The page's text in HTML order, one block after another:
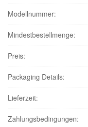
Modellnummer:
Mindestbestellmenge:
Preis:
Packaging Details:
Lieferzeit:
Zahlungsbedingungen: